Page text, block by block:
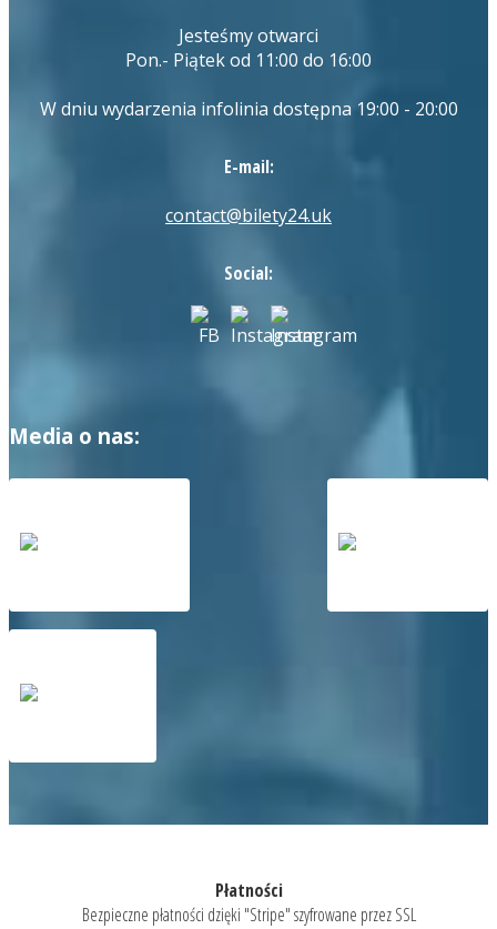
Jesteśmy otwarci
Pon.- Piątek od 11:00 do 16:00
W dniu wydarzenia infolinia dostępna 19:00 - 20:00
E-mail:
contact@bilety24.uk
Social:
Media o nas:
Płatności
Bezpieczne płatności dzięki "Stripe" szyfrowane przez SSL